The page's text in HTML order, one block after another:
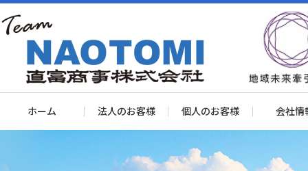
ホーム 法人のお客様 個人のお客様 会社情